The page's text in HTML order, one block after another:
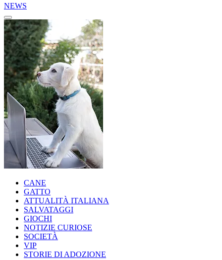
NEWS
CANE
GATTO
ATTUALITÀ ITALIANA
SALVATAGGI
GIOCHI
NOTIZIE CURIOSE
SOCIETÀ
VIP
STORIE DI ADOZIONE